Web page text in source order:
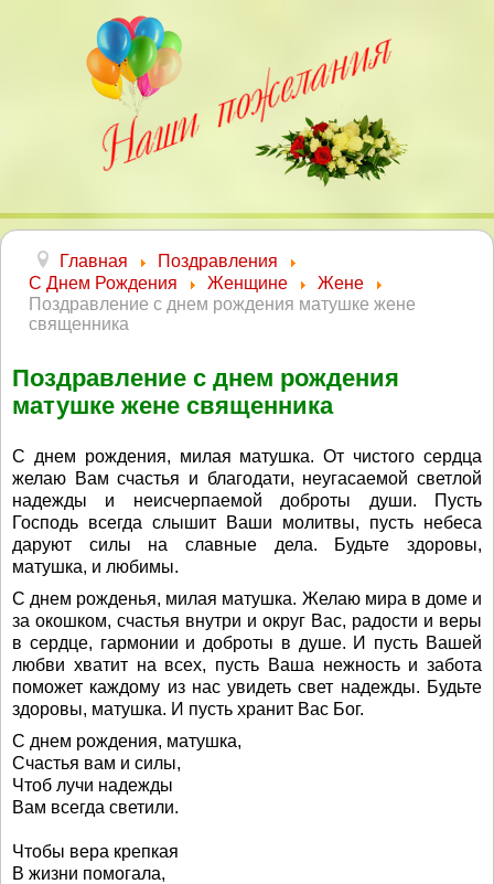
Главная
Поздравления
С Днем Рождения
Женщине
Жене
Поздравление с днем рождения матушке жене
священника
Поздравление с днем рождения
матушке жене священника
С днем рождения, милая матушка. От чистого сердца
желаю Вам счастья и благодати, неугасаемой светлой
надежды и неисчерпаемой доброты души. Пусть
Господь всегда слышит Ваши молитвы, пусть небеса
даруют силы на славные дела. Будьте здоровы,
матушка, и любимы.
С днем рожденья, милая матушка. Желаю мира в доме и
за окошком, счастья внутри и округ Вас, радости и веры
в сердце, гармонии и доброты в душе. И пусть Вашей
любви хватит на всех, пусть Ваша нежность и забота
поможет каждому из нас увидеть свет надежды. Будьте
здоровы, матушка. И пусть хранит Вас Бог.
С днем рождения, матушка,
Счастья вам и силы,
Чтоб лучи надежды
Вам всегда светили.
Чтобы вера крепкая
В жизни помогала,